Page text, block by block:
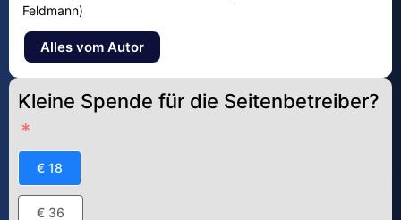
Feldmann)
Alles vom Autor
Kleine Spende für die Seitenbetreiber?
€ 18
€ 36